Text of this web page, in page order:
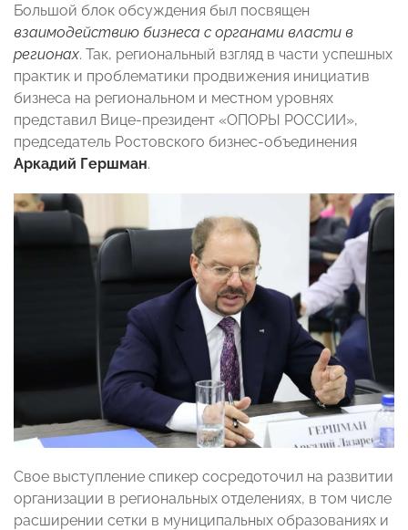
Большой блок обсуждения был посвящен
взаимодействию бизнеса с органами власти в
регионах. Так, региональный взгляд в части успешных
практик и проблематики продвижения инициатив
бизнеса на региональном и местном уровнях
представил Вице-президент «ОПОРЫ РОССИИ»,
председатель Ростовского бизнес-объединения
Аркадий Гершман.
Свое выступление спикер сосредоточил на развитии
организации в региональных отделениях, в том числе
расширении сетки в муниципальных образованиях и